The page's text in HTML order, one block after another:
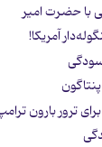
با حضرت امیر
آمریکا!
ترور بارون